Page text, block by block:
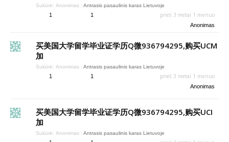
Sukūrė: Anonimas : Antrasis pasaulinis karas Lietuvoje
1 1 prieš 3 metai 1 mėnuo
Anonimas
买美国大学留学毕业证学历Q微936794295,购买UCM
加
Sukūrė: Anonimas : Antrasis pasaulinis karas Lietuvoje
1 1 prieš 3 metai 1 mėnuo
Anonimas
买美国大学留学毕业证学历Q微936794295,购买UCI
加
Sukūrė: Anonimas : Antrasis pasaulinis karas Lietuvoje